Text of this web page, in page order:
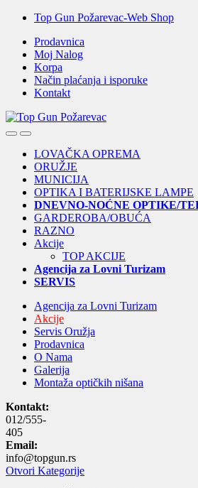
Skip
navigation
Skip
content
Top Gun Požarevac-Web Shop
Prodavnica
Moj Nalog
Korpa
Način plaćanja i isporuke
Kontakt
OpenClose
LOVAČKA OPREMA
ORUŽJE
MUNICIJA
OPTIKA I BATERIJSKE LAMPE
DNEVNO-NOĆNE OPTIKE/
GARDEROBA/OBUĆA
RAZNO
Akcije
TOP AKCIJE
Agencija za Lovni Turizam
SERVIS
Agencija za Lovni Turizam
Akcije
Servis Oružja
Prodavnica
O Nama
Galerija
Montaža optičkih nišana
Kontakt:
012/555-
405
Email:
info@topgun.rs
Otvori Kategorije